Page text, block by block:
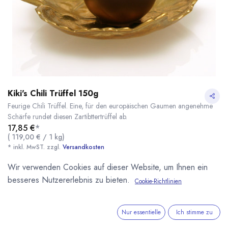
Kiki's Chili Trüffel 150g
Feurige Chili Trüffel. Eine, für den europäischen Gaumen angenehme
Schärfe rundet diesen Zartibttertrüffel ab.
17,85 €*
( 119,00 € / 1 kg)
* inkl. MwST. zzgl. Versandkosten
Lieferzeit: ab September
Unsere eigene kleine Manufaktur für Pralinen und
Schokoladen in Minden Westfalen. Aus besten Zutaten
Wir verwenden Cookies auf dieser Website, um Ihnen ein
besseres Nutzererlebnis zu bieten.
Cookie-Richtlinien
Nur essentielle Ich stimme zu